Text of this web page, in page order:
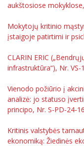
aukštosiose
Mokytojų kritinio
įstaigoje patirtimi ir
CLARIN ERIC
infrastruktūra“), Nr. VS-
Vienodo požiūrio į
analizė: jo statuso
principo, Nr. S-PD-24-
Kritinis valstybės
ekonomiką: Žiedinės